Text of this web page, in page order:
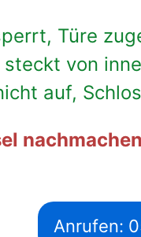
Türe
steckt von
auf,
Anrufen: